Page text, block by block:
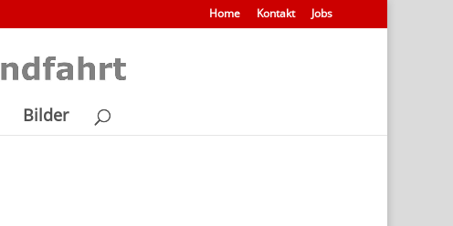
Home Kontakt Jobs
Bilder